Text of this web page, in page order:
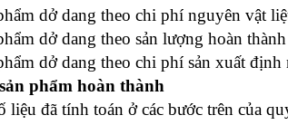
dở dang theo chi phí nguyên vật
dở dang theo sản lượng hoàn
dở dang theo chi phí sản xuất định
phẩm hoàn thành
liệu đã tính toán ở các bước trên của